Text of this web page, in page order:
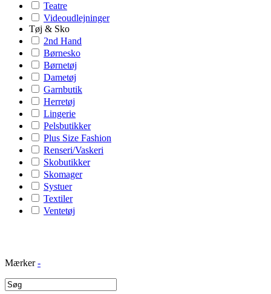
Teatre
Videoudlejninger
Tøj & Sko
2nd Hand
Børnesko
Børnetøj
Dametøj
Garnbutik
Herretøj
Lingerie
Pelsbutikker
Plus Size Fashion
Renseri/Vaskeri
Skobutikker
Skomager
Systuer
Textiler
Ventetøj
Mærker -